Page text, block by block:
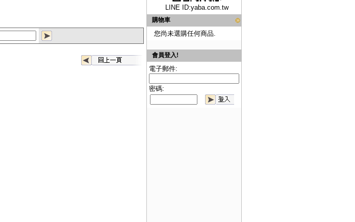
LINE ID:yaba.com.tw
購物車
您尚未選購任何商品.
會員登入!
電子郵件:
密碼: